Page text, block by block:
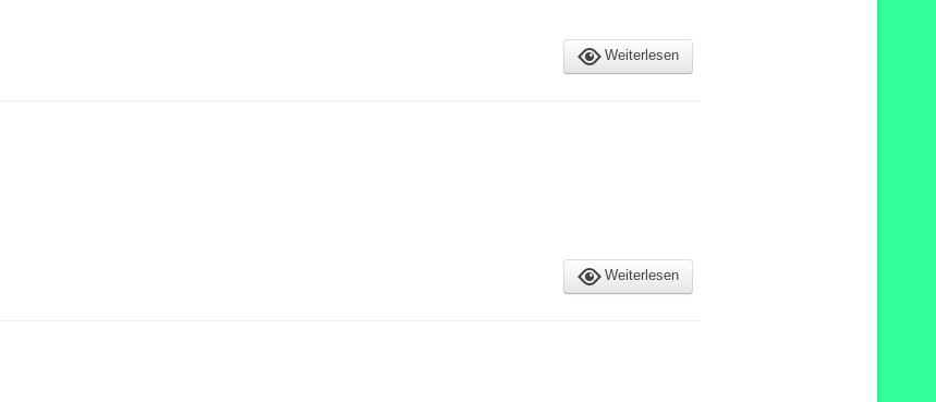
Weiterlesen
Weiterlesen